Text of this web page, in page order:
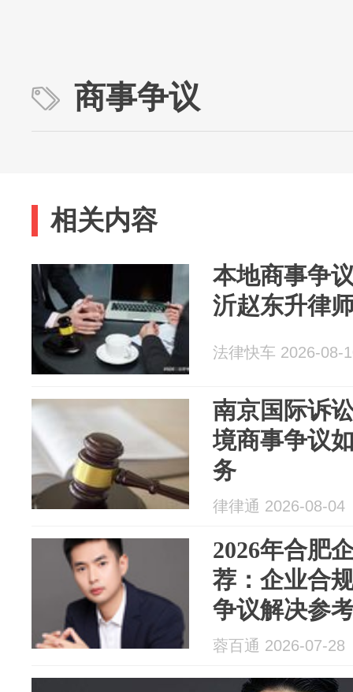
商事争议
相关内容
本地商事争
沂赵东升律
法律快车 2026-08-
南京国际诉
境商事争议
务
律律通 2026-08-04
2026年合肥
荐：企业合
争议解决参
蓉百通 2026-07-28